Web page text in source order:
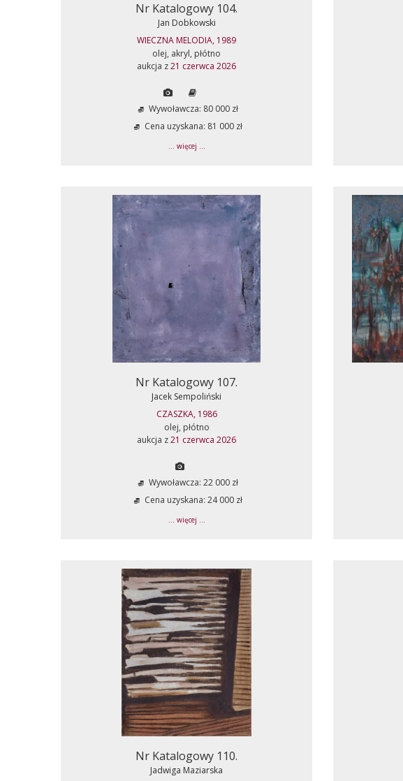
Nr Katalogowy 104.
Jan Dobkowski
WIECZNA MELODIA, 1989
olej, akryl, płótno
aukcja z21 czerwca 2026
Wywoławcza: 80 000 zł
Cena uzyskana: 81 000 zł
... więcej ...
Nr Katalogowy 107.
Jacek Sempoliński
CZASZKA, 1986
olej, płótno
aukcja z21 czerwca 2026
Wywoławcza: 22 000 zł
Cena uzyskana: 24 000 zł
... więcej ...
Nr Katalogowy 110.
Jadwiga Maziarska